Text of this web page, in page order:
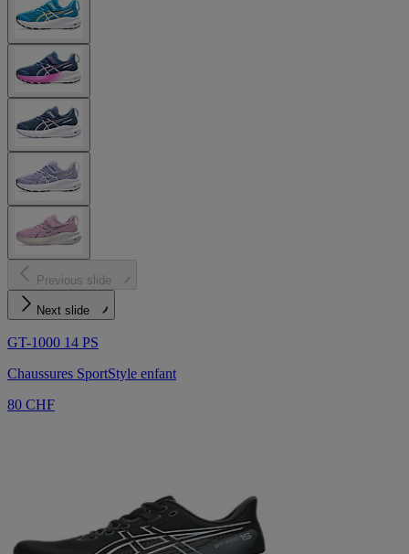
Previous slide
Next slide
GT-1000 14 PS
Chaussures SportStyle enfant
80 CHF